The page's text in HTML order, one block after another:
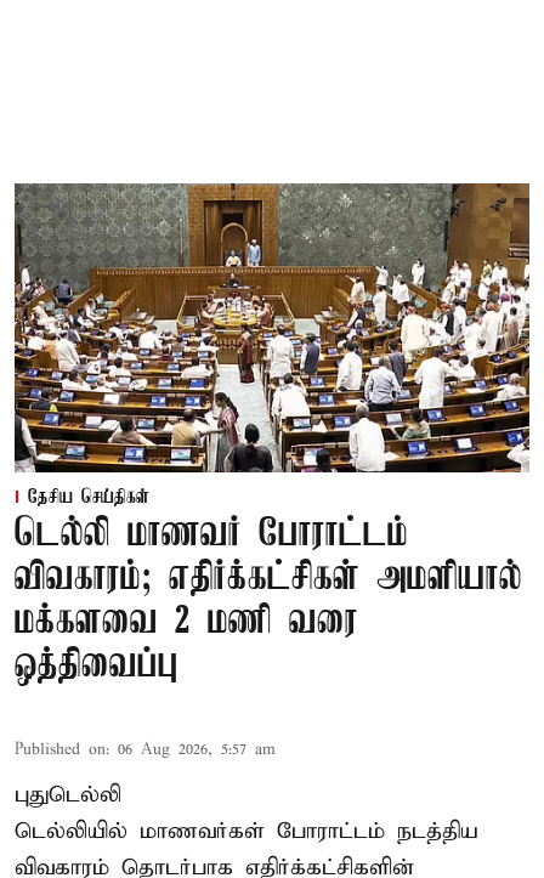
தேசிய செய்திகள்
டெல்லி மாணவர் போராட்டம்
விவகாரம்; எதிர்க்கட்சிகள் அமளியால்
மக்களவை 2 மணி வரை
ஒத்திவைப்பு
Published on: 06 Aug 2026, 5:57 am
புதுடெல்லி
டெல்லியில் மாணவர்கள் போராட்டம் நடத்திய
விவகாரம் தொடர்பாக எதிர்க்கட்சிகளின்